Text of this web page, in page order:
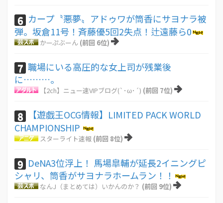
6 カープ〝悪夢〟アドゥワが筒香にサヨナラ被
弾。坂倉11号！斉藤優5回2失点！辻遠藤ら0
かーぷぶーん (前回 6位)
7 職場にいる高圧的な女上司が残業後
に………。
【2ch】ニュー速VIPブログ(`･ω･´) (前回 7位)
8
【遊戯王OCG情報】LIMITED PACK WORLD
CHAMPIONSHIP
スターライト速報 (前回 8位)
9 DeNA3位浮上！ 馬場皐輔が延長2イニングピ
シャリ、筒香がサヨナラホームラン！！
なんJ（まとめては）いかんのか？ (前回 9位)